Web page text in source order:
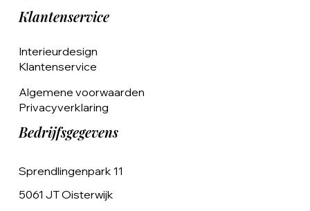
Klantenservice
Interieurdesign
Klantenservice
Algemene voorwaarden
Privacyverklaring
Bedrijfsgegevens
Sprendlingenpark 11
5061 JT Oisterwijk